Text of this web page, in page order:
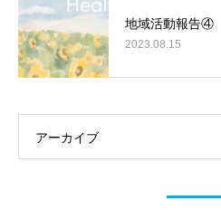
地域活動報告④
2023.08.15
アーカイブ